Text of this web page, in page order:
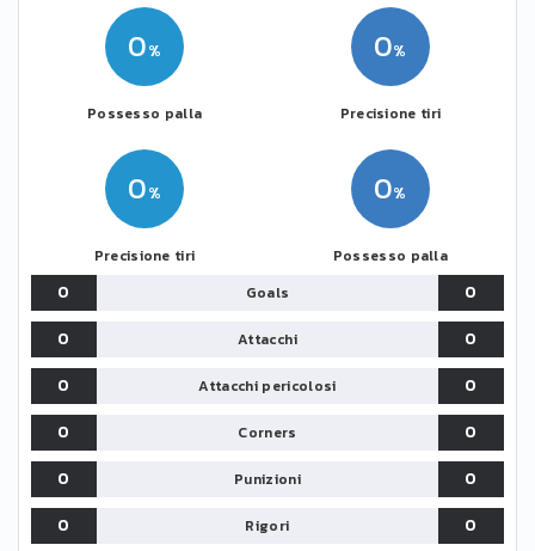
0
Possesso palla
0
Precisione tiri
0
Possesso palla
0
Precisione tiri
0 Goals
0
0
Attacchi
0
0
Attacchi pericolosi
0
0
Corners
0
0
Punizioni
0
0
Rigori
0